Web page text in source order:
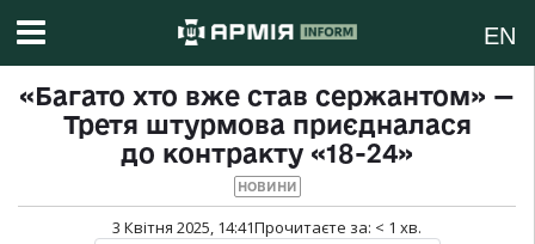
EN
«Багато хто вже став сержантом» —
Третя штурмова приєдналася
до контракту «18-24»
НОВИНИ
3 Квітня 2025, 14:41Прочитаєте за: < 1 хв.